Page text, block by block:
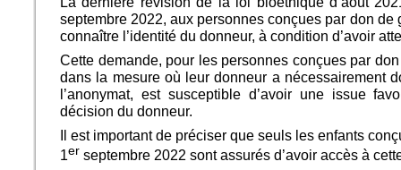
septembre 2022, aux personnes conçues par don de
connaître l’identité du donneur, à condition d’avoir
Cette demande, pour les personnes conçues par
dans la mesure où leur donneur a nécessairement
l’anonymat, est susceptible d’avoir une issue
décision du donneur.
Il est important de préciser que seuls les enfants
1er septembre 2022 sont assurés d’avoir accès à